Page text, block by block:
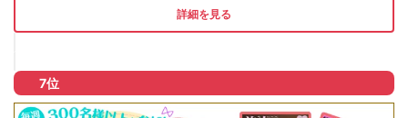
詳細を見る
7位